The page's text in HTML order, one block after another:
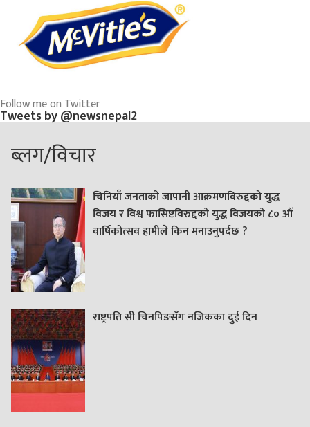
Follow me on Twitter
Tweets by @newsnepal2
ब्लग/विचार
चिनियाँ जनताको जापानी आक्रमणविरुद्दको युद्ध
विजय र विश्व फासिष्टविरुद्दको युद्ध विजयको ८० औं
वार्षिकोत्सव हामीले किन मनाउनुपर्दछ ?
राष्ट्रपति सी चिनपिङसँग नजिकका दुई दिन